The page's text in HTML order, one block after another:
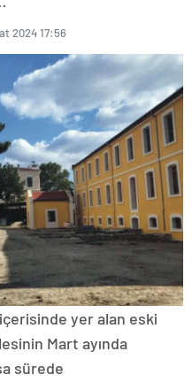
2024 17:56
yer alan eski
Mart ayında
sürede